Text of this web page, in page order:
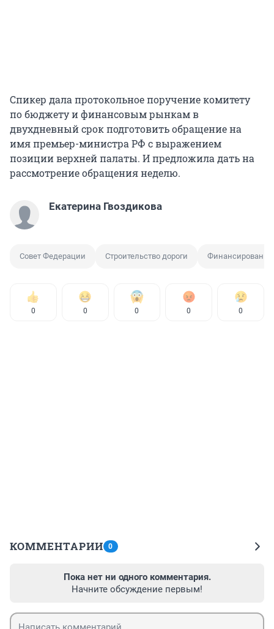
Спикер дала протокольное поручение комитету
по бюджету и финансовым рынкам в
двухдневный срок подготовить обращение на
имя премьер-министра РФ с выражением
позиции верхней палаты. И предложила дать на
рассмотрение обращения неделю.
Екатерина Гвоздикова
Совет Федерации Строительство дороги Финансирование
0 0 0 0 0
КОММЕНТАРИИ 0
Пока нет ни одного комментария.
Начните обсуждение первым!